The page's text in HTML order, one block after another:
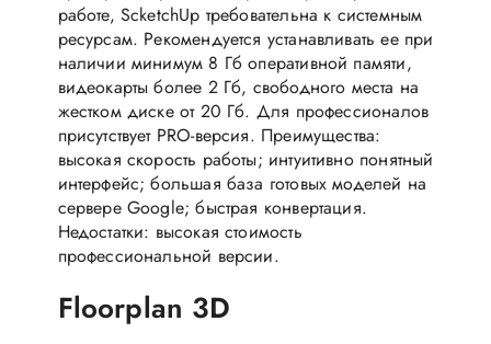
работе, ScketсhUp требовательна к системным
ресурсам. Рекомендуется устанавливать ее при
наличии минимум 8 Гб оперативной памяти,
видеокарты более 2 Гб, свободного места на
жестком диске от 20 Гб. Для профессионалов
присутствует PRO-версия. Преимущества:
высокая скорость работы; интуитивно понятный
интерфейс; большая база готовых моделей на
сервере Google; быстрая конвертация.
Недостатки: высокая стоимость
профессиональной версии.
Floorplan 3D